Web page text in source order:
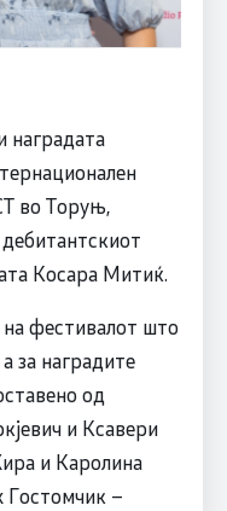
наградата
во Торуњ,
Косара Митиќ.
фестивалот што
за наградите
од
и Ксавери
и Каролина
Гостомчик –